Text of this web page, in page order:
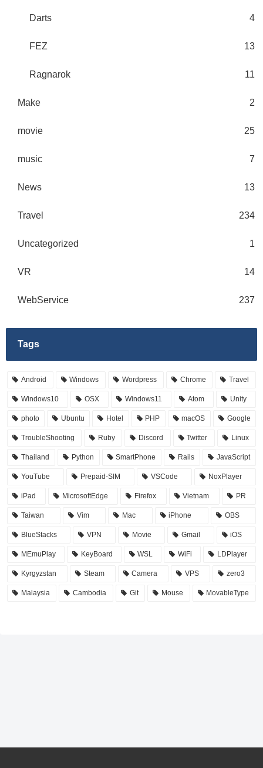
Darts 4
FEZ 13
Ragnarok 11
Make 2
movie 25
music 7
News 13
Travel 234
Uncategorized 1
VR 14
WebService 237
Tags
Android Windows Wordpress Chrome Travel
Windows10 OSX Windows11 Atom Unity
photo Ubuntu Hotel PHP macOS Google
TroubleShooting Ruby Discord Twitter Linux
Thailand Python SmartPhone Rails JavaScript
YouTube Prepaid-SIM VSCode NoxPlayer
iPad MicrosoftEdge Firefox Vietnam PR
Taiwan Vim Mac iPhone OBS
BlueStacks VPN Movie Gmail iOS
MEmuPlay KeyBoard WSL WiFi LDPlayer
Kyrgyzstan Steam Camera VPS zero3
Malaysia Cambodia Git Mouse MovableType